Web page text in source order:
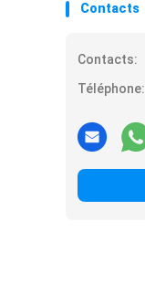
Contacts
Contacts:
Téléphone: